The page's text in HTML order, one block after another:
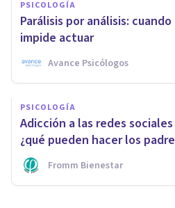
PSICOLOGÍA
Parálisis por análisis:
impide actuar
Avance Psicólogos
PSICOLOGÍA
Adicción a las redes
¿qué pueden hacer los
Fromm Bienestar